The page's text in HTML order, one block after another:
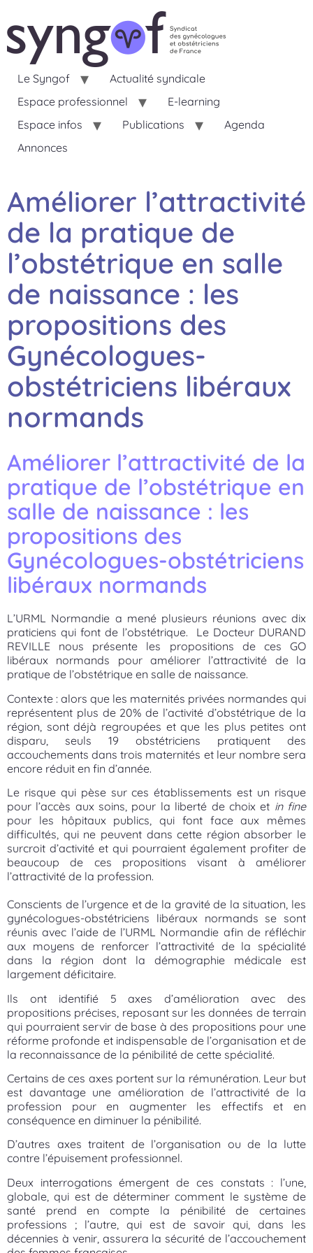
Le Syngof
Actualité syndicale
Espace professionnel
E-learning
Espace infos
Publications
Agenda
Annonces
Améliorer l’attractivité
de la pratique de
l’obstétrique en salle
de naissance : les
propositions des
Gynécologues-
obstétriciens libéraux
normands
Améliorer l’attractivité de la
pratique de l’obstétrique en
salle de naissance : les
propositions des
Gynécologues-obstétriciens
libéraux normands
L’URML Normandie a mené plusieurs réunions avec dix
praticiens qui font de l’obstétrique. Le Docteur DURAND
REVILLE nous présente les propositions de ces GO
libéraux normands pour améliorer l’attractivité de la
pratique de l’obstétrique en salle de naissance.
Contexte : alors que les maternités privées normandes qui
représentent plus de 20% de l’activité d’obstétrique de la
région, sont déjà regroupées et que les plus petites ont
disparu, seuls 19 obstétriciens pratiquent des
accouchements dans trois maternités et leur nombre sera
encore réduit en fin d’année.
Le risque qui pèse sur ces établissements est un risque
pour l’accès aux soins, pour la liberté de choix et in fine
pour les hôpitaux publics, qui font face aux mêmes
difficultés, qui ne peuvent dans cette région absorber le
surcroit d’activité et qui pourraient également profiter de
beaucoup de ces propositions visant à améliorer
l’attractivité de la profession.
Conscients de l’urgence et de la gravité de la situation, les
gynécologues-obstétriciens libéraux normands se sont
réunis avec l’aide de l’URML Normandie afin de réfléchir
aux moyens de renforcer l’attractivité de la spécialité
dans la région dont la démographie médicale est
largement déficitaire.
Ils ont identifié 5 axes d’amélioration avec des
propositions précises, reposant sur les données de terrain
qui pourraient servir de base à des propositions pour une
réforme profonde et indispensable de l’organisation et de
la reconnaissance de la pénibilité de cette spécialité.
Certains de ces axes portent sur la rémunération. Leur but
est davantage une amélioration de l’attractivité de la
profession pour en augmenter les effectifs et en
conséquence en diminuer la pénibilité.
D’autres axes traitent de l’organisation ou de la lutte
contre l’épuisement professionnel.
Deux interrogations émergent de ces constats : l’une,
globale, qui est de déterminer comment le système de
santé prend en compte la pénibilité de certaines
professions ; l’autre, qui est de savoir qui, dans les
décennies à venir, assurera la sécurité de l’accouchement